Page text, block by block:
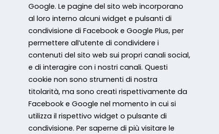
Google. Le pagine del sito web incorporano
al loro interno alcuni widget e pulsanti di
condivisione di Facebook e Google Plus, per
permettere all’utente di condividere i
contenuti del sito web sui propri canali social,
e di interagire con i nostri canali. Questi
cookie non sono strumenti di nostra
titolarità, ma sono creati rispettivamente da
Facebook e Google nel momento in cui si
utilizza il rispettivo widget o pulsante di
condivisione. Per saperne di più visitare le